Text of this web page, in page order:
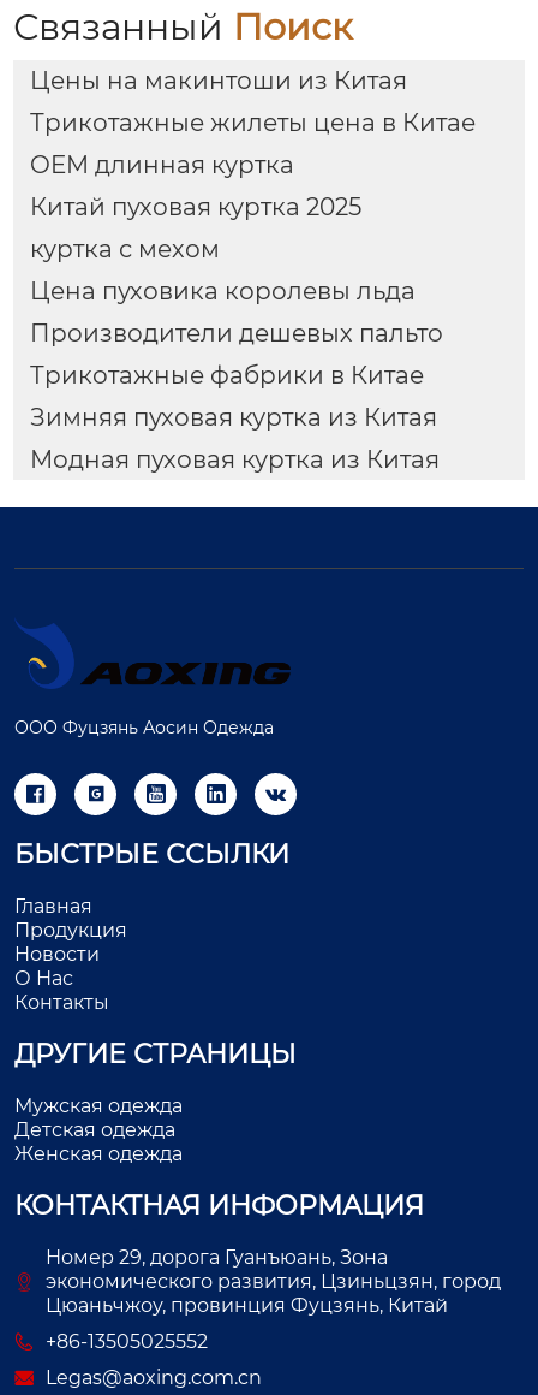
Связанный Поиск
Цены на макинтоши из Китая
Трикотажные жилеты цена в Китае
OEM длинная куртка
Китай пуховая куртка 2025
куртка с мехом
Цена пуховика королевы льда
Производители дешевых пальто
Трикотажные фабрики в Китае
Зимняя пуховая куртка из Китая
Модная пуховая куртка из Китая
ООО Фуцзянь Аосин Одежда
    
БЫСТРЫЕ ССЫЛКИ
Главная
Продукция
Новости
О Нас
Контакты
ДРУГИЕ СТРАНИЦЫ
Мужская одежда
Детская одежда
Женская одежда
КОНТАКТНАЯ ИНФОРМАЦИЯ
Номер 29, дорога Гуанъюань, Зона
экономического развития, Цзиньцзян, город
Цюаньчжоу, провинция Фуцзянь, Китай
+86-13505025552
Legas@aoxing.com.cn